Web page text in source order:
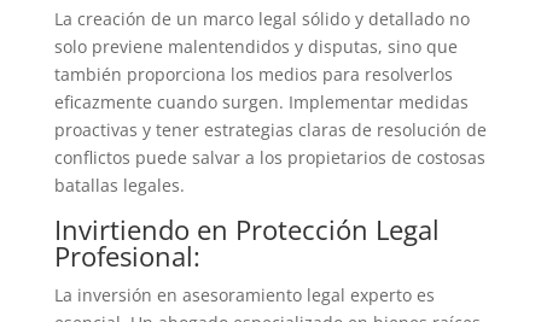
La creación de un marco legal sólido y detallado no
solo previene malentendidos y disputas, sino que
también proporciona los medios para resolverlos
eficazmente cuando surgen. Implementar medidas
proactivas y tener estrategias claras de resolución de
conflictos puede salvar a los propietarios de costosas
batallas legales.
Invirtiendo en Protección Legal
Profesional:
La inversión en asesoramiento legal experto es